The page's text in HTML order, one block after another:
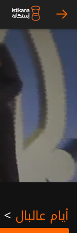
arrow_right
أيام عالبال >